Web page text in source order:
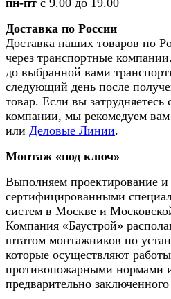
Доставка по России
Доставка наших товаров по
через транспортные
до выбранной вами
следующий день после
товар. Если вы
компании, мы рекомедуем
или Деловые Линии.
Монтаж «под ключ»
Выполняем проектирование
сертифицированными
систем в Москве и
Компания «Баустрой»
штатом монтажников по
которые осуществляют
противопожарными нормами
предварительно